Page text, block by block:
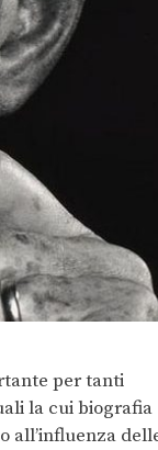
per tanti
la cui biografia
all’influenza